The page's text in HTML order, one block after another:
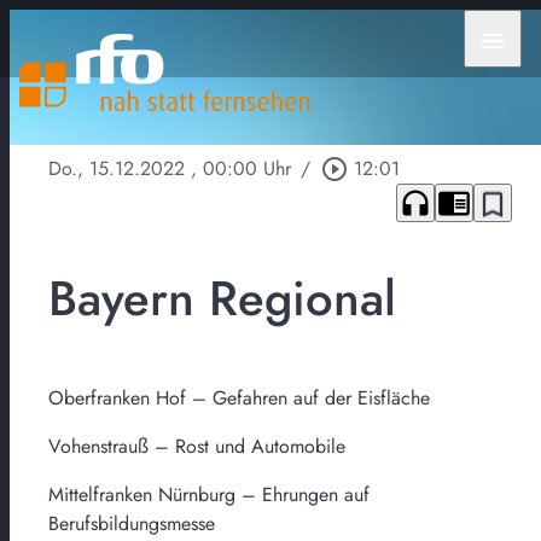
Do., 15.12.2022 , 00:00 Uhr / play_circle_outline 12:01
headphones chrome_reader_mode bookmark_border
Bayern Regional
Oberfranken Hof – Gefahren auf der Eisfläche
Vohenstrauß – Rost und Automobile
Mittelfranken Nürnburg – Ehrungen auf
Berufsbildungsmesse